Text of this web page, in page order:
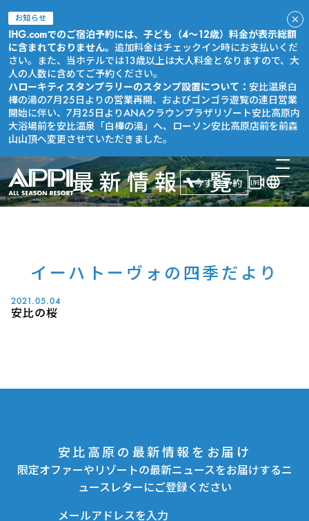
お知らせ
IHG.comでのご宿泊予約には、子ども（4～12歳）料金が表示総額
に含まれておりません。 追加料金はチェックイン時にお支払いくだ
さい。また、当ホテルでは13歳以上は大人料金となりますので、大
人の人数に含めてご予約ください。
ハローキティスタンプラリーのスタンプ設置について： 安比温泉白
樺の湯の7月25日よりの営業再開、およびゴンゴラ遊覧の連日営業
開始に伴い、7月25日よりANAクラウンプラザリゾート安比高原内
大浴場前を安比温泉「白樺の湯」へ、ローソン安比高原店前を前森
山山頂へ変更させていただきました。
今すぐ予約
最新情報一覧
イーハトーヴォの四季だより
2021.05.04
安比の桜
安比高原の最新情報をお届け
限定オファーやリゾートの最新ニュースをお届けするニ
ュースレターにご登録ください